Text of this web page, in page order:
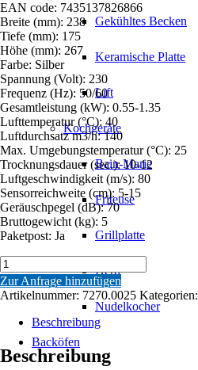
Gekühltes Becken
Keramische Platte
Lift
Kochgeräte
Bain-Marie
Friteuse
Grillplatte
Herd
Nudelkocher
Backöfen
EAN code: 7435137826866
Breite (mm): 238
Tiefe (mm): 175
Höhe (mm): 267
Farbe: Silber
Spannung (Volt): 230
Frequenz (Hz): 50/60
Gesamtleistung (kW): 0.55-1.35
Lufttemperatur (°C): 40
Luftdurchsatz m3/h: 140
Max. Umgebungstemperatur (°C): 25
Trocknungsdauer (sec.): 10-12
Luftgeschwindigkeit (m/s): 80
Sensorreichweite (cm): 5-15
Geräuschpegel (dB): 70
Bruttogewicht (kg): 5
Paketpost: Ja
HÄNDETROCKNER
HD-
15
Zur Anfrage hinzufügen
Artikelnummer: 7270.0025 Kategorien:
Beschreibung
Beschreibung